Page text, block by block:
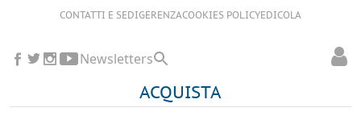
CONTATTI E SEDIGERENZACOOKIES POLICYEDICOLA
ACQUISTA
Newsletters